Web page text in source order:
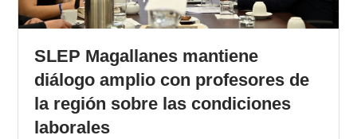
SLEP Magallanes mantiene
diálogo amplio con profesores de
la región sobre las condiciones
laborales